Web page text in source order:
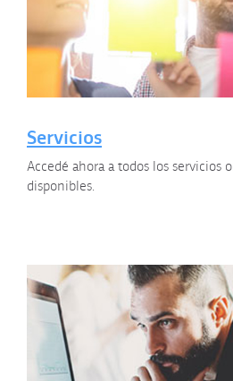
Servicios
Accedé ahora a todos los servicios
disponibles.